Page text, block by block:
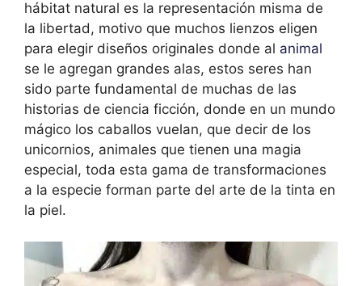
hábitat natural es la representación misma de
la libertad, motivo que muchos lienzos eligen
para elegir diseños originales donde al animal
se le agregan grandes alas, estos seres han
sido parte fundamental de muchas de las
historias de ciencia ficción, donde en un mundo
mágico los caballos vuelan, que decir de los
unicornios, animales que tienen una magia
especial, toda esta gama de transformaciones
a la especie forman parte del arte de la tinta en
la piel.